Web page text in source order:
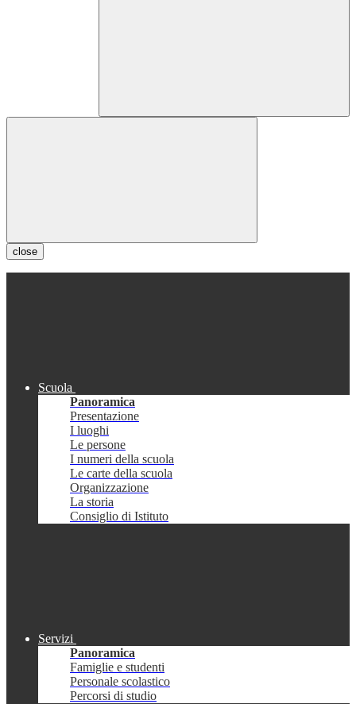
close
Scuola
Panoramica
Presentazione
I luoghi
Le persone
I numeri della scuola
Le carte della scuola
Organizzazione
La storia
Consiglio di Istituto
Servizi
Panoramica
Famiglie e studenti
Personale scolastico
Percorsi di studio